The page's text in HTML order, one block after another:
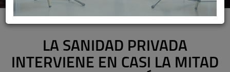
LA SANIDAD PRIVADA
INTERVIENE EN CASI LA MITAD